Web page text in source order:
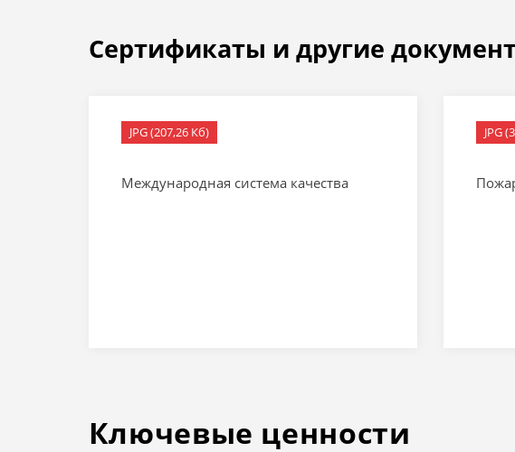
Сертификаты и другие
JPG (207,26 Кб)
Международная система качества
JPG
Ключевые ценности